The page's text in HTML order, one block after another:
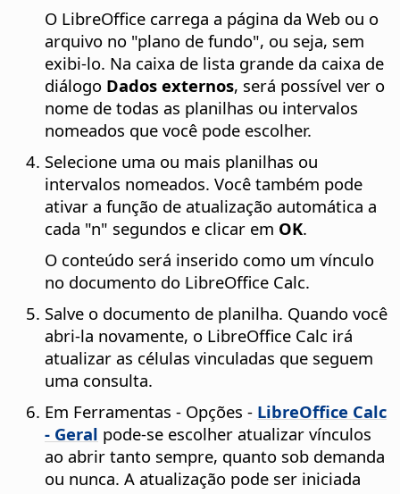
O LibreOffice carrega a página da Web ou o
arquivo no "plano de fundo", ou seja, sem
exibi-lo. Na caixa de lista grande da caixa de
diálogo Dados externos, será possível ver o
nome de todas as planilhas ou intervalos
nomeados que você pode escolher.
Selecione uma ou mais planilhas ou
intervalos nomeados. Você também pode
ativar a função de atualização automática a
cada "n" segundos e clicar em OK.
O conteúdo será inserido como um vínculo
no documento do LibreOffice Calc.
Salve o documento de planilha. Quando você
abri-la novamente, o LibreOffice Calc irá
atualizar as células vinculadas que seguem
uma consulta.
Em Ferramentas - Opções - LibreOffice Calc
- Geral pode-se escolher atualizar vínculos
ao abrir tanto sempre, quanto sob demanda
ou nunca. A atualização pode ser iniciada